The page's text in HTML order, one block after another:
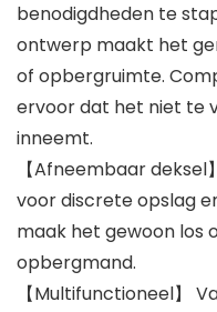
benodigdheden te
ontwerp maakt het
of opbergruimte.
ervoor dat het niet te
inneemt.
【Afneembaar
voor discrete opslag
maak het gewoon los
opbergmand.
【Multifunctioneel】